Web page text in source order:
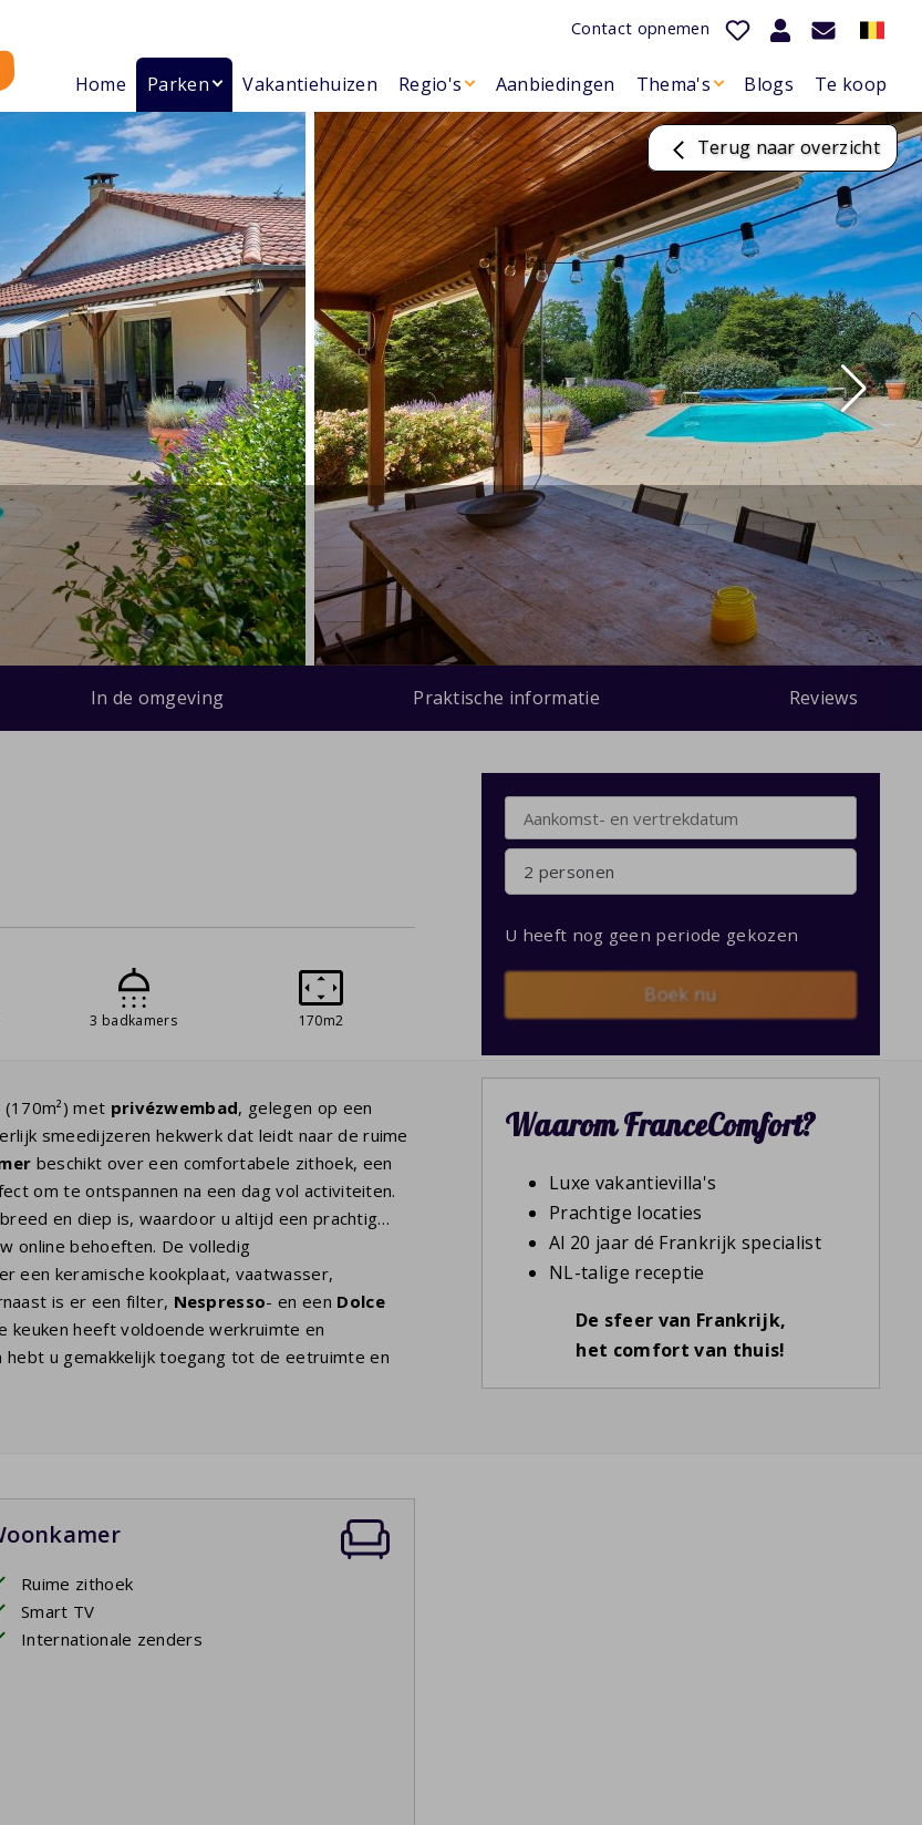
Contact opnemen
Home Parken Vakantiehuizen Regio's Aanbiedingen Thema's Blogs Te koop
Terug naar overzicht
In de omgeving Praktische informatie Reviews
3 badkamers 170m2
(170m²) met privézwembad, gelegen op een
smeedijzeren hekwerk dat leidt naar de ruime
beschikt over een comfortabele zithoek, een
om te ontspannen na een dag vol activiteiten.
en diep is, waardoor u altijd een prachtig
online behoeften. De volledig
een keramische kookplaat, vaatwasser,
is er een filter, Nespresso- en een Dolce
keuken heeft voldoende werkruimte en
hebt u gemakkelijk toegang tot de eetruimte en
verwarmd) is ideaal voor verfrissing en
activiteiten en rust. Er is een oplaadpunt
artikel bijboeken. Het betreft een
U dient evt. zelf een verloopstekker mee te
Ruime zithoek
Smart TV
Internationale zenders
2 personen
U heeft nog geen periode gekozen
Boek nu
Waarom FranceComfort?
Luxe vakantievilla's
Prachtige locaties
Al 20 jaar dé Frankrijk specialist
NL-talige receptie
De sfeer van Frankrijk,
het comfort van thuis!